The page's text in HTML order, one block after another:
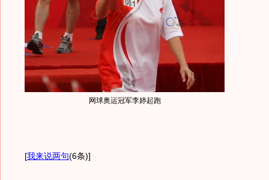
网球奥运冠军李婷起跑
[我来说两句(6条)]